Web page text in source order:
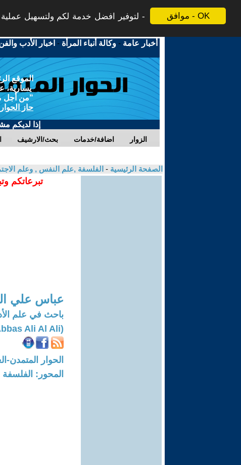
موافق - OK
لتوفير افضل خدمة لكم ولتسهيل
أخبار عامة -وكالة أنباء المرأة - اخبار الأدب
الموقع
يسارية،
"من أجل
حاز
إذا لديكم
بحث/الارشيف اضافة/خدمات الزوار
الصفحة الرئيسية - الفلسفة ,علم النفس , وعلم
تبرعاتكم
عباس علي
باحث في علم
(Abbas Ali Al Ali)
الحوار المتمدن-العدد: 6994 - 2021 / 8
المحور: